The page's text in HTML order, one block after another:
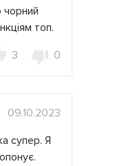
чорний
топ.
3 0
09.10.2023
супер. Я